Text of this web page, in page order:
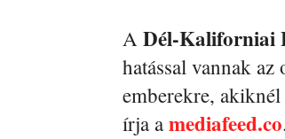
A Dél-Kaliforniai
hatással vannak
emberekre,
írja a mediafeed.co.